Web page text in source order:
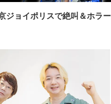
ジョイポリスで絶叫＆ホラ